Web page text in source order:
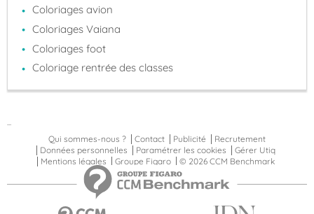
Coloriages avion
Coloriages Vaiana
Coloriages foot
Coloriage rentrée des classes
...
Qui sommes-nous ?
Contact Publicité
Recrutement
Données personnelles
Paramétrer les cookies
Gérer Utiq
Mentions légales
Groupe Figaro © 2026 CCM Benchmark